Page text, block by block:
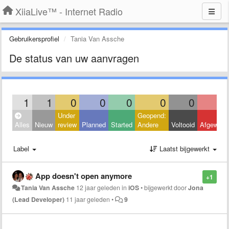
XiiaLive™ - Internet Radio
Gebruikersprofiel Tania Van Assche
De status van uw aanvragen
1 1 0 0 0 0 0
Alles Nieuw
Under
review Planned Started
Geopend:
Andere
Voltooid
Label Laatst bijgewerkt
+1
App doesn't open anymore
Tania Van Assche 12 jaar geleden iniOS•bijgewerkt doorJona
(Lead Developer) 11 jaar geleden • 9